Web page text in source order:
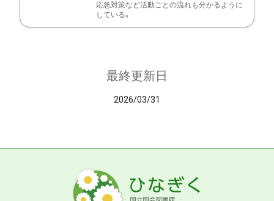
応急対策など活動ごとの流れも分かるように
している。
最終更新日
2026/03/31